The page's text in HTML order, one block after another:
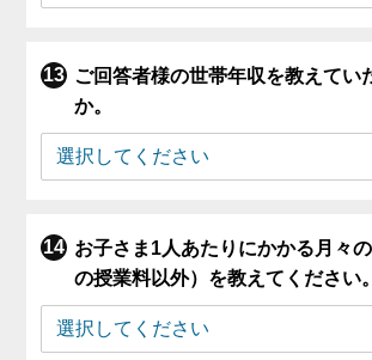
ご回答者様の世帯年収を教えてい
か。
お子さま1人あたりにかかる月々
の授業料以外）を教えてください。